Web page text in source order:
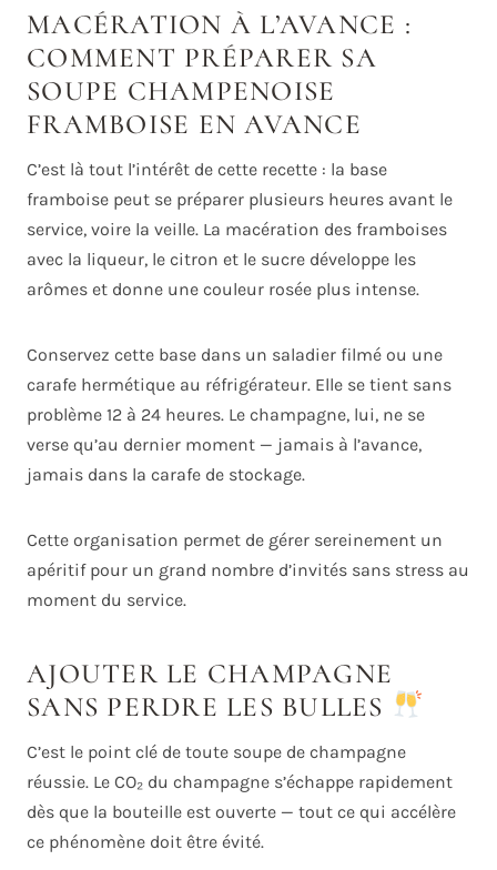
MACÉRATION À L’AVANCE :
COMMENT PRÉPARER SA
SOUPE CHAMPENOISE
FRAMBOISE EN AVANCE
C’est là tout l’intérêt de cette recette : la base
framboise peut se préparer plusieurs heures avant le
service, voire la veille. La macération des framboises
avec la liqueur, le citron et le sucre développe les
arômes et donne une couleur rosée plus intense.
Conservez cette base dans un saladier filmé ou une
carafe hermétique au réfrigérateur. Elle se tient sans
problème 12 à 24 heures. Le champagne, lui, ne se
verse qu’au dernier moment — jamais à l’avance,
jamais dans la carafe de stockage.
Cette organisation permet de gérer sereinement un
apéritif pour un grand nombre d’invités sans stress au
moment du service.
AJOUTER LE CHAMPAGNE
SANS PERDRE LES BULLES
C’est le point clé de toute soupe de champagne
réussie. Le CO₂ du champagne s’échappe rapidement
dès que la bouteille est ouverte — tout ce qui accélère
ce phénomène doit être évité.